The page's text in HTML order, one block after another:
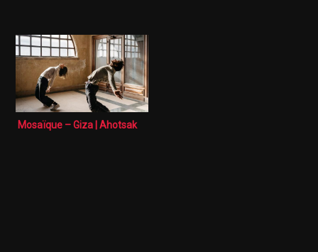
Mosaïque – Giza | Ahotsak